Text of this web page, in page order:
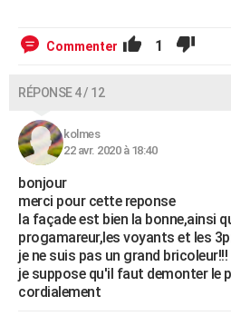
Commenter 1
RÉPONSE 4 / 12
kolmes
22 avr. 2020 à 18:40
bonjour
merci pour cette reponse
la façade est bien la bonne,ainsi
progamareur,les voyants et les
je ne suis pas un grand bricoleur!!!
je suppose qu'il faut demonter le
cordialement